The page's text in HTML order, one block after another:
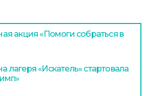
акция «Помоги собраться в
лагеря «Искатель» стартовала